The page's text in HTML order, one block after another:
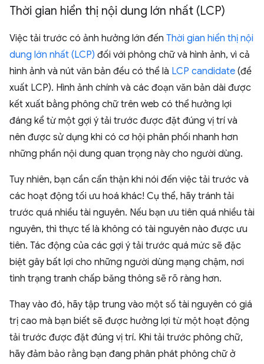
Thời gian hiển thị nội dung lớn nhất (LCP)
Việc tải trước có ảnh hưởng lớn đến Thời gian hiển thị nội
dung lớn nhất (LCP) đối với phông chữ và hình ảnh, vì cả
hình ảnh và nút văn bản đều có thể là LCP candidate (đề
xuất LCP). Hình ảnh chính và các đoạn văn bản dài được
kết xuất bằng phông chữ trên web có thể hưởng lợi
đáng kể từ một gợi ý tải trước được đặt đúng vị trí và
nên được sử dụng khi có cơ hội phân phối nhanh hơn
những phần nội dung quan trọng này cho người dùng.
Tuy nhiên, bạn cần cẩn thận khi nói đến việc tải trước và
các hoạt động tối ưu hoá khác! Cụ thể, hãy tránh tải
trước quá nhiều tài nguyên. Nếu bạn ưu tiên quá nhiều tài
nguyên, thì thực tế là không có tài nguyên nào được ưu
tiên. Tác động của các gợi ý tải trước quá mức sẽ đặc
biệt gây bất lợi cho những người dùng mạng chậm, nơi
tình trạng tranh chấp băng thông sẽ rõ ràng hơn.
Thay vào đó, hãy tập trung vào một số tài nguyên có giá
trị cao mà bạn biết sẽ được hưởng lợi từ một hoạt động
tải trước được đặt đúng vị trí. Khi tải trước phông chữ,
hãy đảm bảo rằng bạn đang phân phát phông chữ ở